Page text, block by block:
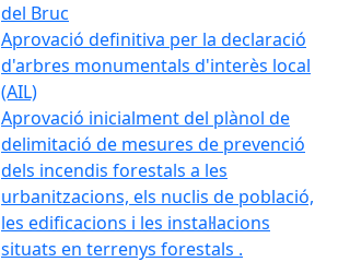
del Bruc
Aprovació definitiva per la declaració
d'arbres monumentals d'interès local
(AIL)
Aprovació inicialment del plànol de
delimitació de mesures de prevenció
dels incendis forestals a les
urbanitzacions, els nuclis de població,
les edificacions i les instal·lacions
situats en terrenys forestals .